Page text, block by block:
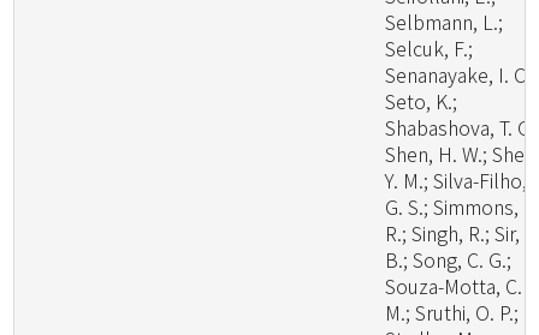
Selbmann, L.;
Selcuk, F.;
Senanayake, I. C.;
Seto, K.;
Shabashova, T.
Shen, H. W.;
Y. M.; Silva-Filho,
G. S.; Simmons,
R.; Singh, R.; Sir,
B.; Song, C. G.;
Souza-Motta, C.
M.; Sruthi, O. P.;